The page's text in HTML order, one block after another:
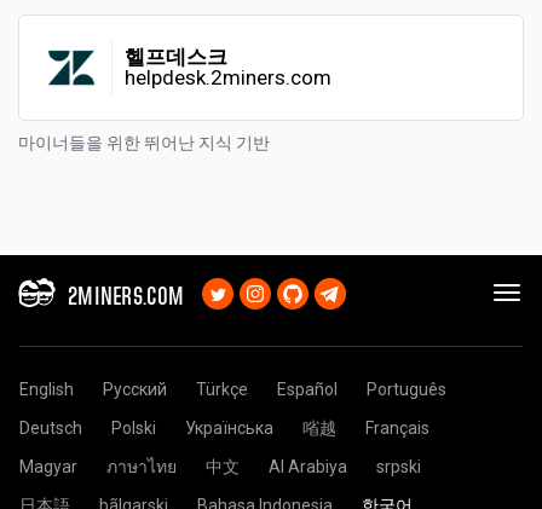
헬프데스크
helpdesk.2miners.com
마이너들을 위한 뛰어난 지식 기반
2MINERS.COM
English Русский Türkçe Español
Português
Deutsch
Polski Українська 㗂越
Français
Magyar
ภาษาไทย 中文 Al Arabiya
srpski